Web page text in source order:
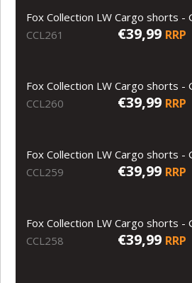
Fox Collection LW Cargo shorts -
CCL261
€39,99 RRP
Fox Collection LW Cargo shorts -
CCL260
€39,99 RRP
Fox Collection LW Cargo shorts -
CCL259
€39,99 RRP
Fox Collection LW Cargo shorts -
CCL258
€39,99 RRP